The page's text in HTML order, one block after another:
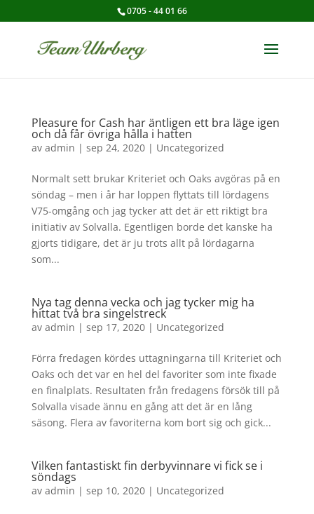
0705 - 44 01 66
Pleasure for Cash har äntligen ett bra läge igen
och då får övriga hålla i hatten
av admin | sep 24, 2020| Uncategorized
Normalt sett brukar Kriteriet och Oaks avgöras på en
söndag – men i år har loppen flyttats till lördagens
V75-omgång och jag tycker att det är ett riktigt bra
initiativ av Solvalla. Egentligen borde det kanske ha
gjorts tidigare, det är ju trots allt på lördagarna
som...
Nya tag denna vecka och jag tycker mig ha
hittat två bra singelstreck
av admin | sep 17, 2020| Uncategorized
Förra fredagen kördes uttagningarna till Kriteriet och
Oaks och det var en hel del favoriter som inte fixade
en finalplats. Resultaten från fredagens försök till på
Solvalla visade ännu en gång att det är en lång
säsong. Flera av favoriterna kom bort sig och gick...
Vilken fantastiskt fin derbyvinnare vi fick se i
söndags
av admin | sep 10, 2020| Uncategorized